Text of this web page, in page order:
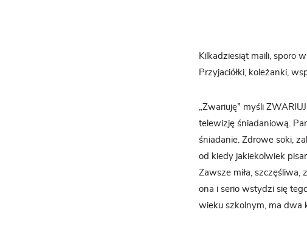
Kilkadziesiąt maili, sporo
Przyjaciółki, koleżanki,
„Zwariuję” myśli
telewizję śniadaniową.
śniadanie. Zdrowe soki,
od kiedy jakiekolwiek
Zawsze miła, szczęśliwa,
ona i serio wstydzi się
wieku szkolnym, ma dwa